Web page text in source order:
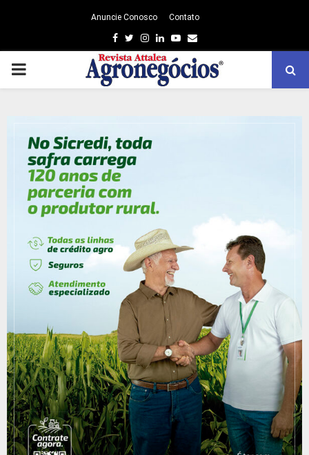
Anuncie Conosco Contato
Facebook
TwitterInstagram
LinkedinYoutube
Email
PRIMARY